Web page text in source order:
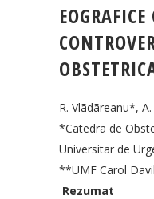
R. Vlãdãreanu*,
*Catedra de
Universitar de
**UMF Carol
Rezumat